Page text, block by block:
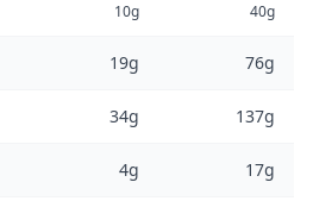
10g 40g
19g 76g
34g 137g
4g 17g